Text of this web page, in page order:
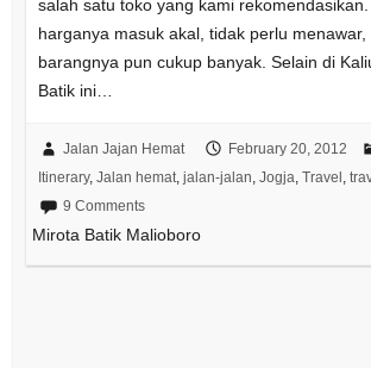
salah satu toko yang kami rekomendasikan.
harganya masuk akal, tidak perlu menawar,
barangnya pun cukup banyak. Selain di
Batik ini…
Jalan Jajan Hemat February 20, 2012
Itinerary, Jalan hemat, jalan-jalan, Jogja, Travel,
9 Comments
Mirota Batik Malioboro